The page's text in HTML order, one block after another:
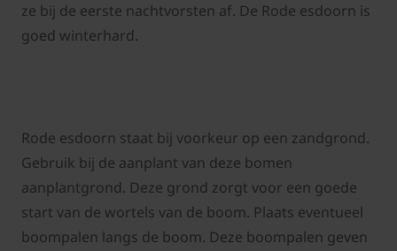
ze bij de eerste nachtvorsten af. De Rode esdoorn is
goed winterhard.
Rode esdoorn staat bij voorkeur op een zandgrond.
Gebruik bij de aanplant van deze bomen
aanplantgrond. Deze grond zorgt voor een goede
start van de wortels van de boom. Plaats eventueel
boompalen langs de boom. Deze boompalen geven